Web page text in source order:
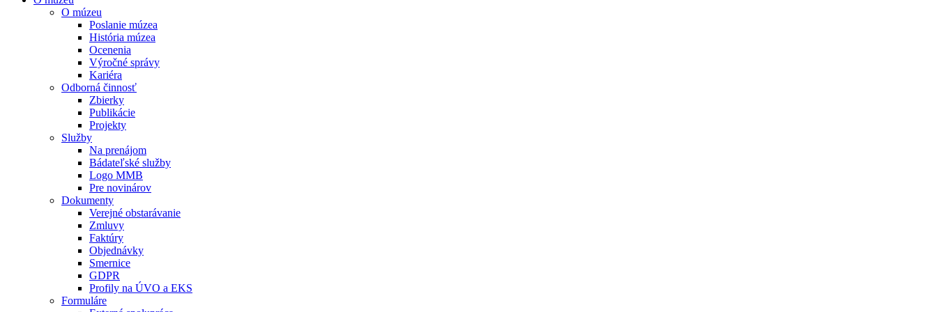
O múzeu
Poslanie múzea
História múzea
Ocenenia
Výročné správy
Kariéra
Odborná činnosť
Zbierky
Publikácie
Projekty
Služby
Na prenájom
Bádateľské služby
Logo MMB
Pre novinárov
Dokumenty
Verejné obstarávanie
Zmluvy
Faktúry
Objednávky
Smernice
GDPR
Profily na ÚVO a EKS
Formuláre